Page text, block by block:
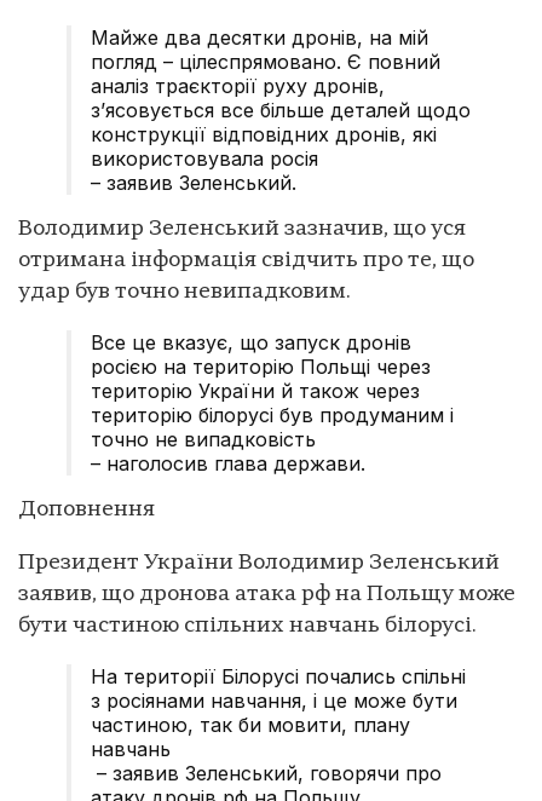
Майже два десятки дронів, на мій
погляд – цілеспрямовано. Є повний
аналіз траєкторії руху дронів,
з’ясовується все більше деталей щодо
конструкції відповідних дронів, які
використовувала росія
– заявив Зеленський.
Володимир Зеленський зазначив, що уся
отримана інформація свідчить про те, що
удар був точно невипадковим.
Все це вказує, що запуск дронів
росією на територію Польщі через
територію України й також через
територію білорусі був продуманим і
точно не випадковість
– наголосив глава держави.
Доповнення
Президент України Володимир Зеленський
заявив, що дронова атака рф на Польщу може
бути частиною спільних навчань білорусі.
На території Білорусі почались спільні
з росіянами навчання, і це може бути
частиною, так би мовити, плану
навчань
– заявив Зеленський, говорячи про